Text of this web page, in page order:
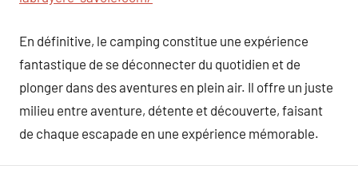
En définitive, le camping constitue une expérience
fantastique de se déconnecter du quotidien et de
plonger dans des aventures en plein air. Il offre un juste
milieu entre aventure, détente et découverte, faisant
de chaque escapade en une expérience mémorable.